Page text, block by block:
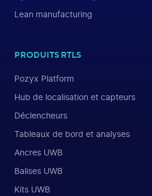
Lean manufacturing
PRODUITS RTLS
Pozyx Platform
Hub de localisation et capteurs
Déclencheurs
Tableaux de bord et analyses
Ancres UWB
Balises UWB
Kits UWB